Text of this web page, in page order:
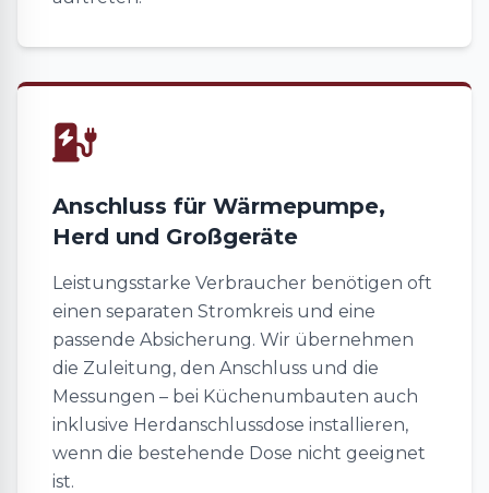
Anschluss für Wärmepumpe,
Herd und Großgeräte
Leistungsstarke Verbraucher benötigen oft
einen separaten Stromkreis und eine
passende Absicherung. Wir übernehmen
die Zuleitung, den Anschluss und die
Messungen – bei Küchenumbauten auch
inklusive Herdanschlussdose installieren,
wenn die bestehende Dose nicht geeignet
ist.